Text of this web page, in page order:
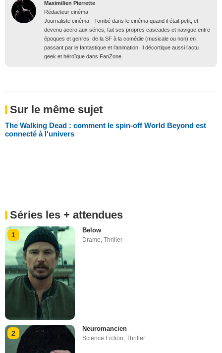
Maximilien Pierrette
Rédacteur cinéma
Journaliste cinéma - Tombé dans le cinéma quand il était petit, et
devenu accro aux séries, fait ses propres cascades et navigue entre
époques et genres, de la SF à la comédie (musicale ou non) en
passant par le fantastique et l’animation. Il décortique aussi l’actu
geek et héroïque dans FanZone.
Sur le même sujet
The Walking Dead : comment le spin-off World Beyond est
connecté à l'univers
Séries les + attendues
1
Below
Drame,Thriller
2
Neuromancien
Science Fiction ,Thriller